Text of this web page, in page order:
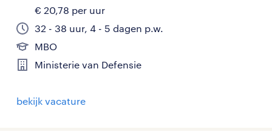
€ 20,78 per uur
32 - 38 uur, 4 - 5 dagen p.w.
MBO
Ministerie van Defensie
bekijk vacature